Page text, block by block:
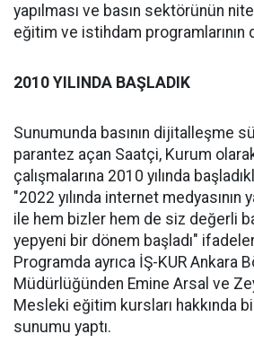
yapılması ve basın sektörünün
eğitim ve istihdam programlarının
2010 YILINDA BAŞLADIK
Sunumunda basının dijitalleşme
parantez açan Saatçi, Kurum
çalışmalarına 2010 yılında
"2022 yılında internet medyasının
ile hem bizler hem de siz değerli
yepyeni bir dönem başladı"
Programda ayrıca İŞ-KUR Ankara
Müdürlüğünden Emine Arsal ve
Mesleki eğitim kursları hakkında
sunumu yaptı.